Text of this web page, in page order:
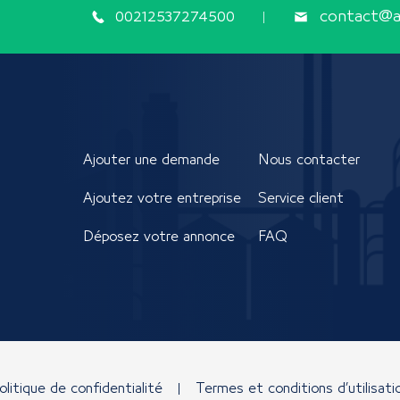
00212537274500
Ajouter une demande
Ajoutez votre entreprise
Déposez votre annonce
Nous contacter
Service client
FAQ
de confidentialité Termes et conditions